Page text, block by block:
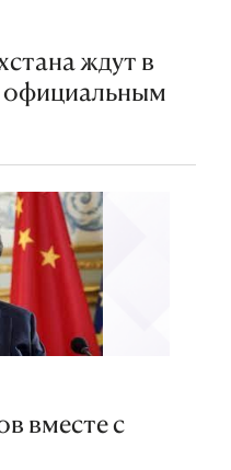
ждут в
официальным
вместе с